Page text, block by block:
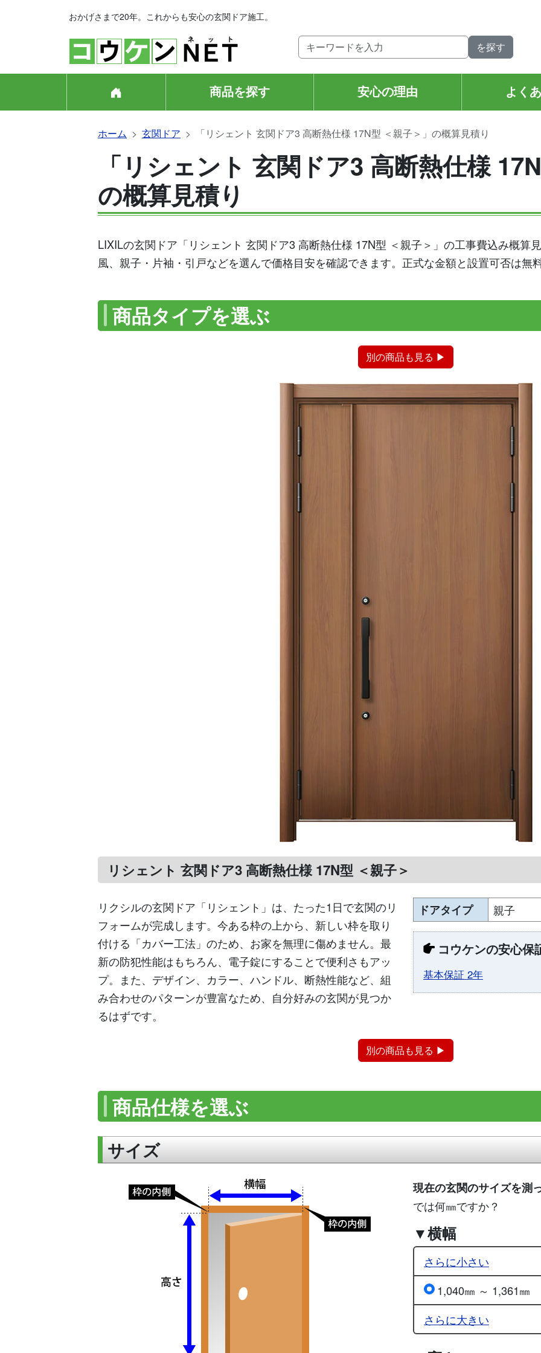
おかげさまで20年。これからも安心の玄関ドア施工。
商品を探す 安心の理由 よく
ホーム 玄関ドア 「リシェント 玄関ドア3 高断熱仕様 17N型 ＜親子＞」の概算見積り
「リシェント 玄関ドア3 高断熱仕様
の概算見積り
LIXILの玄関ドア「リシェント 玄関ドア3 高断熱仕様 17N型 ＜親子＞」の工事費込み概算
風、親子・片袖・引戸などを選んで価格目安を確認できます。正式な金額と設置可否は無
商品タイプを選ぶ
別の商品も見る ▶
リシェント 玄関ドア3 高断熱仕様 17N型 ＜親子＞
リクシルの玄関ドア「リシェント」は、たった1日で玄関のリ
フォームが完成します。今ある枠の上から、新しい枠を取り
付ける「カバー工法」のため、お家を無理に傷めません。最
新の防犯性能はもちろん、電子錠にすることで便利さもアッ
プ。また、デザイン、カラー、ハンドル、断熱性能など、組
み合わせのパターンが豊富なため、自分好みの玄関が見つか
るはずです。
ドアタイプ 親子
コウケンの安心保
基本保証 2年
別の商品も見る ▶
商品仕様を選ぶ
サイズ
現在の玄関のサイズを測
では何㎜ですか？
▼横幅
さらに小さい
1,040㎜ ～ 1,361㎜
さらに大きい